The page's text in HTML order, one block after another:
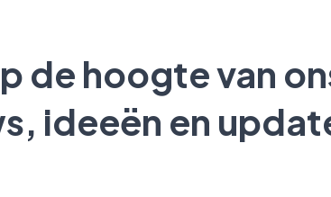
de hoogte van
ideeën en